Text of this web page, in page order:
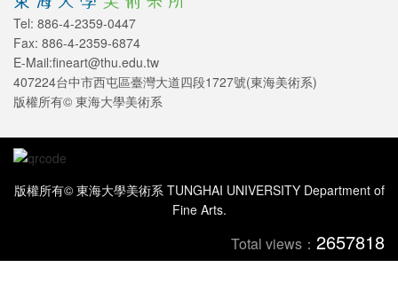
Tel: 886-4-2359-0447
Fax: 886-4-2359-6874
E-Mail:fineart@thu.edu.tw
407224台中市西屯區臺灣大道四段1727號(東海美術系)
版權所有© 東海大學美術系
版權所有© 東海大學美術系 TUNGHAI UNIVERSITY Department of
Fine Arts.
Total views： 2657818